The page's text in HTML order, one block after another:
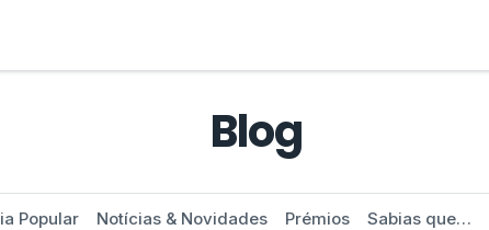
Blog
Popular Notícias & Novidades Prémios Sabias que…